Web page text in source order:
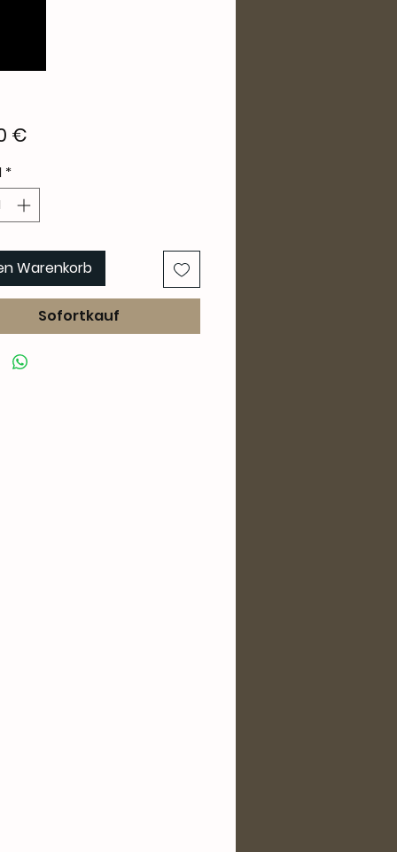
€Preis
*
Warenkorb
Sofortkauf